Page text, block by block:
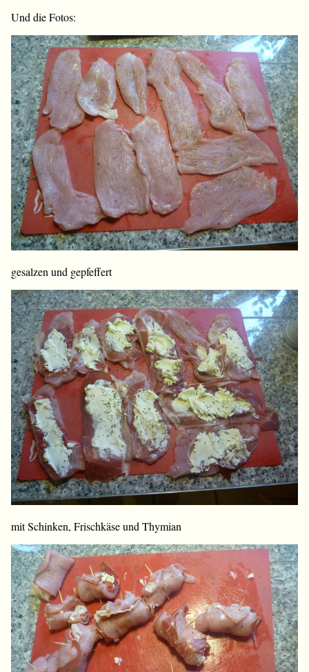
Und die Fotos:
gesalzen und gepfeffert
mit Schinken, Frischkäse und Thymian